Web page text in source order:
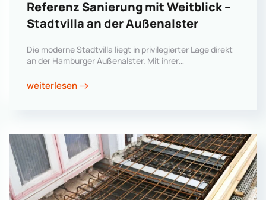
Referenz Sanierung mit Weitblick –
Stadtvilla an der Außenalster
Die moderne Stadtvilla liegt in privilegierter Lage direkt
an der Hamburger Außenalster. Mit ihrer…
weiterlesen